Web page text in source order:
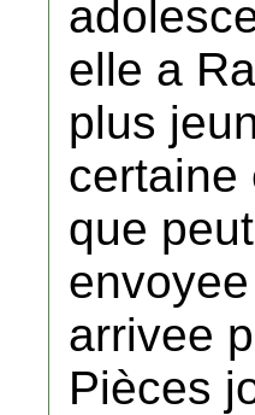
elle a
plus
certaine
que
arrivee
Pièces